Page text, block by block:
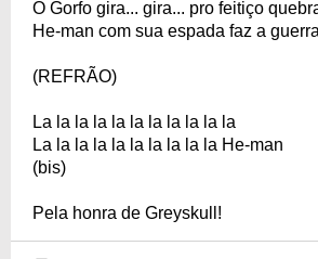
O Gorfo gira... gira... pro feitiço
He-man com sua espada faz a
(REFRÃO)
La la la la la la la la la la la
La la la la la la la la la la He-man
(bis)
Pela honra de Greyskull!